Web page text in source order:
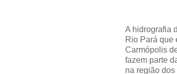
A hidrografia
Rio Pará que
Carmópolis
fazem parte
na região